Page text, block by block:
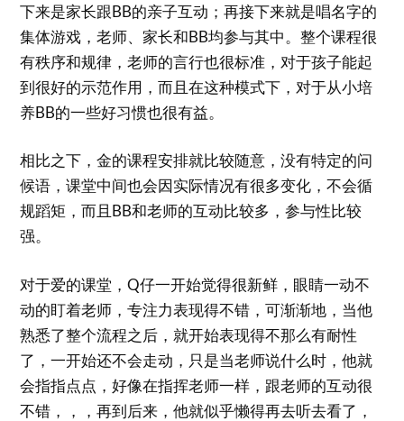
下来是家长跟BB的亲子互动；再接下来就是唱名字的
集体游戏，老师、家长和BB均参与其中。整个课程很
有秩序和规律，老师的言行也很标准，对于孩子能起
到很好的示范作用，而且在这种模式下，对于从小培
养BB的一些好习惯也很有益。
相比之下，金的课程安排就比较随意，没有特定的问
候语，课堂中间也会因实际情况有很多变化，不会循
规蹈矩，而且BB和老师的互动比较多，参与性比较
强。
对于爱的课堂，Q仔一开始觉得很新鲜，眼睛一动不
动的盯着老师，专注力表现得不错，可渐渐地，当他
熟悉了整个流程之后，就开始表现得不那么有耐性
了，一开始还不会走动，只是当老师说什么时，他就
会指指点点，好像在指挥老师一样，跟老师的互动很
不错，，，再到后来，他就似乎懒得再去听去看了，